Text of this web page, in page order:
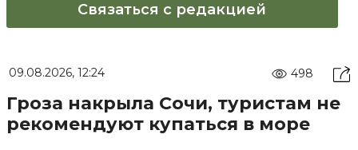
Связаться с редакцией
09.08.2026, 12:24 498
Гроза накрыла Сочи, туристам не
рекомендуют купаться в море